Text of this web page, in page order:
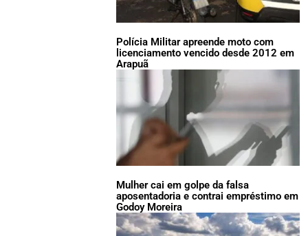
Polícia Militar apreende moto com
licenciamento vencido desde 2012 em
Arapuã
Mulher cai em golpe da falsa
aposentadoria e contrai empréstimo em
Godoy Moreira